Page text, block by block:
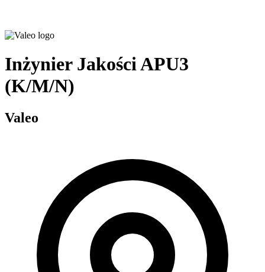
Inżynier Jakości APU3
(K/M/N)
Valeo